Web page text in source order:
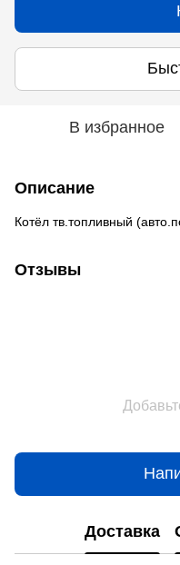
В избранное
Описание
Котёл тв.топливный
Отзывы
Доставка